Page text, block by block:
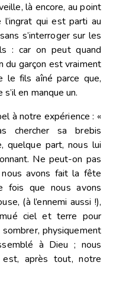
là encore, au point
qui est parti au
s’interroger sur les
: car on peut quand
du garçon est vraiment
le fils aîné parce que,
en manque un.
à notre expérience : «
chercher sa brebis
quelque part, nous lui
Ne peut-on pas
avons fait la fête
fois que nous avons
(à l’ennemi aussi !),
ciel et terre pour
sombrer, physiquement
à Dieu ; nous
après tout, notre